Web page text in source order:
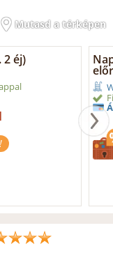
Mutasd a térképen
2 éj)